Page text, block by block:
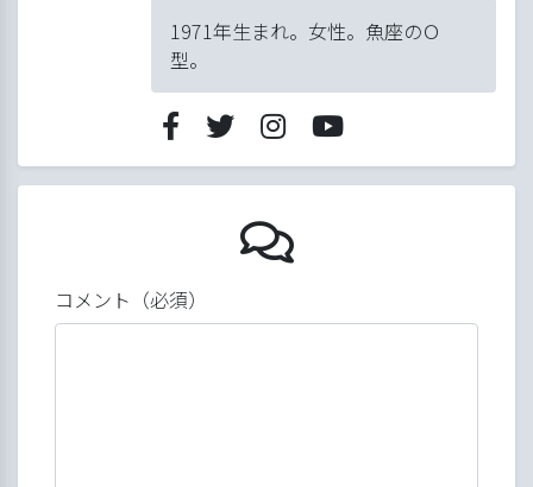
1971年生まれ。女性。魚座のＯ
型。
8/8は毎年
コメント（必須）